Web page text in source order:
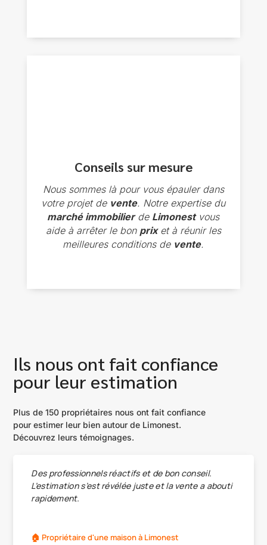
Conseils sur mesure
Nous sommes là pour vous épauler dans
votre projet de vente. Notre expertise du
marché immobilierde Limonestvous
aide à arrêter le bon prixet à réunir les
meilleures conditions de vente.
Ils nous ont fait confiance
pour leur estimation
Plus de 150 propriétaires nous ont fait confiance
pour estimer leur bien autour de Limonest.
Découvrez leurs témoignages.
Des professionnels réactifs et de bon conseil.
L’estimation s’est révélée juste et la vente a abouti
rapidement.
🏠 Propriétaire d'une maison à Limonest